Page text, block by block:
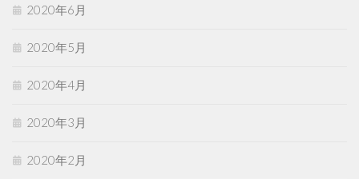
2020年6月
2020年5月
2020年4月
2020年3月
2020年2月